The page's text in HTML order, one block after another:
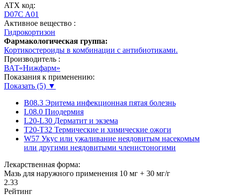
ATX код:
D07C A01
Активное вещество :
Гидрокортизон
Фармакологическая группа:
Кортикостероиды в комбинации с антибиотиками.
Производитель :
ВАТ«Нижфарм»
Показания к применению:
Показать (5) ▼
B08.3 Эритема инфекционная пятая болезнь
L08.0 Пиодермия
L20-L30 Дерматит и экзема
T20-T32 Термические и химические ожоги
W57 Укус или ужаливание неядовитым насекомым
или другими неядовитыми членистоногими
Лекарственная форма:
Мазь для наружного применения 10 мг + 30 мг/г
2.33
Рейтинг